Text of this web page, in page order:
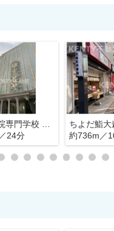
24分
ちよだ鮨大
約736m／